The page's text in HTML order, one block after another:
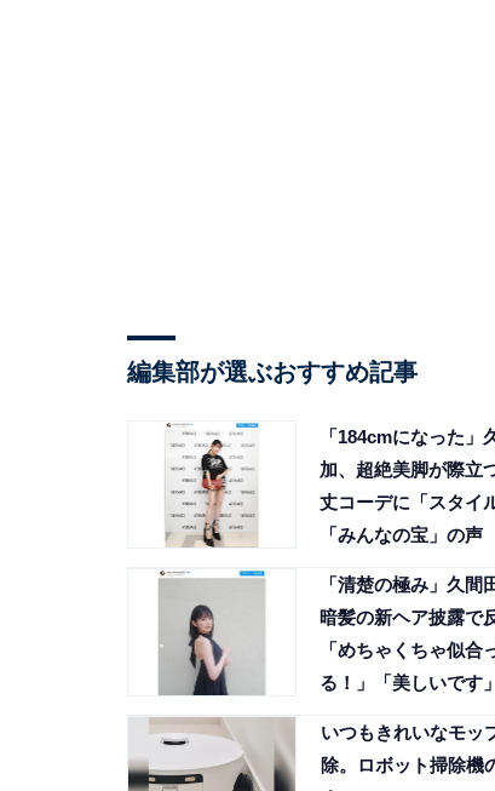
編集部が選ぶおすすめ記事
「184cmになった」
加、超絶美脚が際立
丈コーデに「スタイ
「みんなの宝」の声
「清楚の極み」久間
暗髪の新ヘア披露で
「めちゃくちゃ似合
る！」「美しいです」
いつもきれいなモッ
除。ロボット掃除機